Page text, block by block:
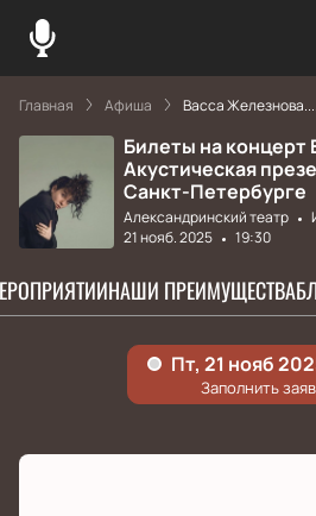
Главная Афиша Васса Железнова....
Билеты на
Акустическая
Санкт-Петербурге
Александринский театр
21 нояб. 2025
19:30
НАШИ ПРЕИМУЩЕСТВА